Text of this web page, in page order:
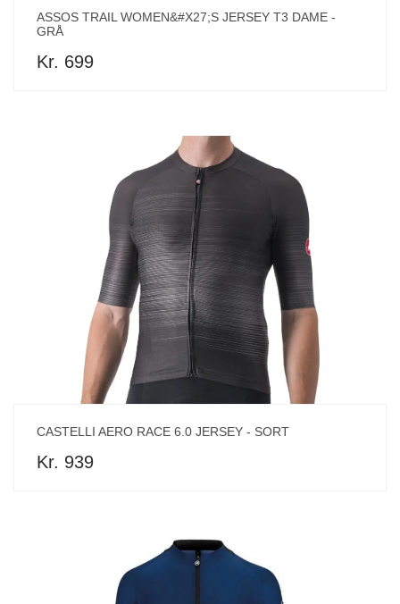
ASSOS TRAIL WOMEN&#X27;S JERSEY T3 DAME -
GRÅ
Kr. 699
CASTELLI AERO RACE 6.0 JERSEY - SORT
Kr. 939